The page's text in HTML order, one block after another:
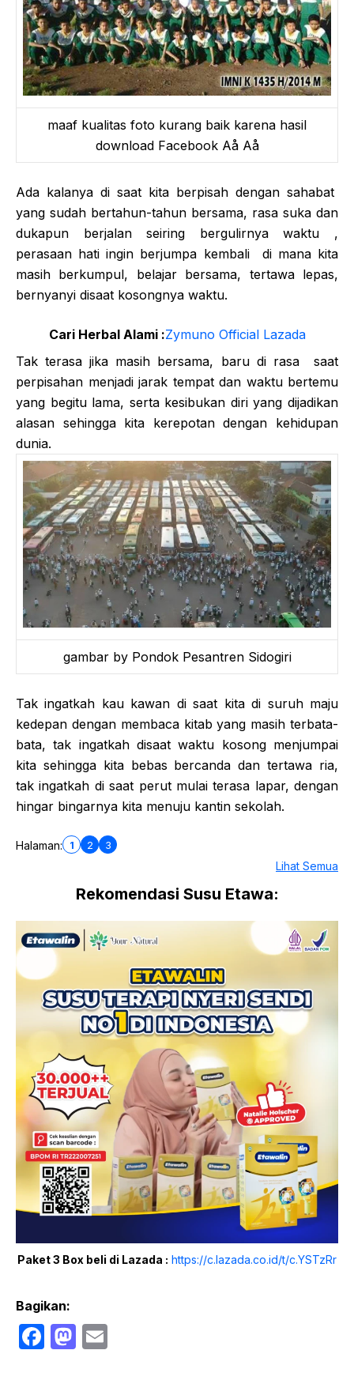
maaf kualitas foto kurang baik karena hasil
download Facebook Aå Aå
Ada kalanya di saat kita berpisah dengan sahabat
yang sudah bertahun-tahun bersama, rasa suka dan
dukapun berjalan seiring bergulirnya waktu ,
perasaan hati ingin berjumpa kembali di mana kita
masih berkumpul, belajar bersama, tertawa lepas,
bernyanyi disaat kosongnya waktu.
Cari Herbal Alami :Zymuno Official Lazada
Tak terasa jika masih bersama, baru di rasa saat
perpisahan menjadi jarak tempat dan waktu bertemu
yang begitu lama, serta kesibukan diri yang dijadikan
alasan sehingga kita kerepotan dengan kehidupan
dunia.
gambar by Pondok Pesantren Sidogiri
Tak ingatkah kau kawan di saat kita di suruh maju
kedepan dengan membaca kitab yang masih terbata-
bata, tak ingatkah disaat waktu kosong menjumpai
kita sehingga kita bebas bercanda dan tertawa ria,
tak ingatkah di saat perut mulai terasa lapar, dengan
hingar bingarnya kita menuju kantin sekolah.
Halaman: 1 2 3
Lihat Semua
Rekomendasi Susu Etawa:
Paket 3 Box beli di Lazada : https://c.lazada.co.id/t/c.YSTzRr
Bagikan:
F
M